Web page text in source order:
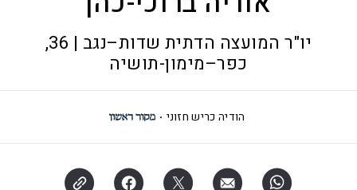
יו"ר המועצה הדתית שדות–נגב | 36,
כפר–מימון-תושיה
הודיה כריש חזוני